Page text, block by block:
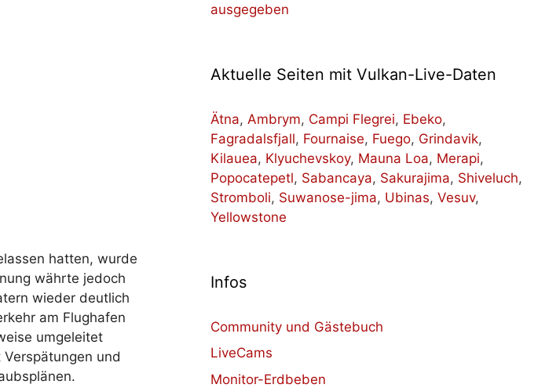
hatten, wurde
währte jedoch
wieder deutlich
am Flughafen
umgeleitet
und
ausgegeben
Aktuelle Seiten mit Vulkan-Live-Daten
Ätna, Ambrym, Campi Flegrei, Ebeko,
Fagradalsfjall, Fournaise, Fuego, Grindavik,
Kilauea, Klyuchevskoy, Mauna Loa, Merapi,
Popocatepetl, Sabancaya, Sakurajima, Shiveluch,
Stromboli, Suwanose-jima, Ubinas, Vesuv,
Yellowstone
Infos
Community und Gästebuch
LiveCams
Monitor-Erdbeben